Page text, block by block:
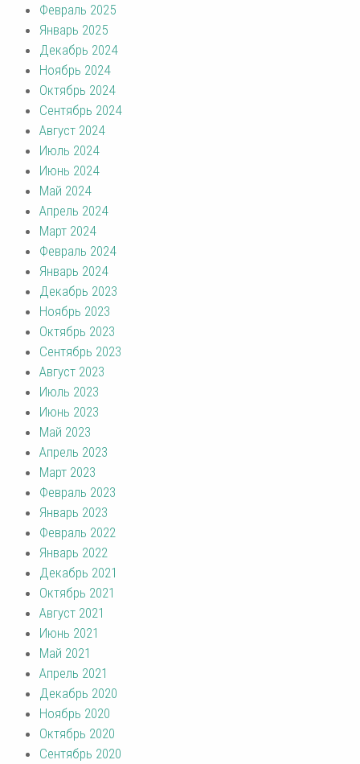
Февраль 2025
Январь 2025
Декабрь 2024
Ноябрь 2024
Октябрь 2024
Сентябрь 2024
Август 2024
Июль 2024
Июнь 2024
Май 2024
Апрель 2024
Март 2024
Февраль 2024
Январь 2024
Декабрь 2023
Ноябрь 2023
Октябрь 2023
Сентябрь 2023
Август 2023
Июль 2023
Июнь 2023
Май 2023
Апрель 2023
Март 2023
Февраль 2023
Январь 2023
Февраль 2022
Январь 2022
Декабрь 2021
Октябрь 2021
Август 2021
Июнь 2021
Май 2021
Апрель 2021
Декабрь 2020
Ноябрь 2020
Октябрь 2020
Сентябрь 2020